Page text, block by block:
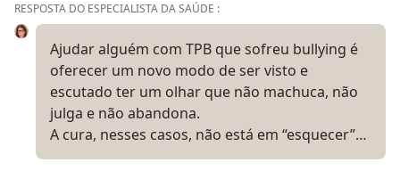
RESPOSTA DO ESPECIALISTA DA SAÚDE :
Ajudar alguém com TPB que sofreu bullying é
oferecer um novo modo de ser visto e
escutado ter um olhar que não machuca, não
julga e não abandona.
A cura, nesses casos, não está em “esquecer”…